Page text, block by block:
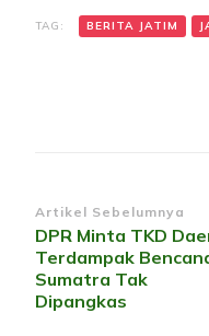
TAG: BERITA JATIM
Navigasi
Artikel
Artikel Sebelumnya
DPR Minta TKD
Terdampak
Sumatra Tak
Dipangkas